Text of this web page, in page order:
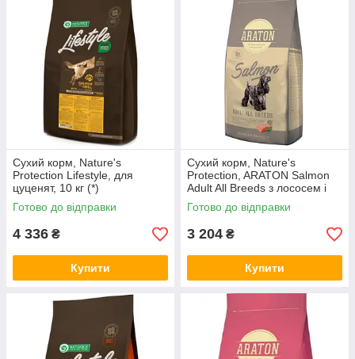
Сухий корм, Nature's
Protection Lifestyle, для
цуценят, 10 кг (*)
Готово до відправки
4 336 ₴
Купити
Сухий корм, Nature's
Protection, ARATON Salmon
Adult All Breeds з лососем і
рисом, 15 кг (ART45639) (*)
Готово до відправки
3 204 ₴
Купити